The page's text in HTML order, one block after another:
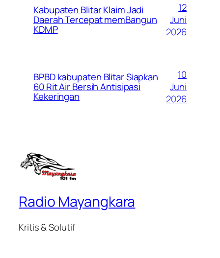
Kabupaten Blitar Klaim Jadi
Daerah Tercepat memBangun
KDMP
12
Juni
2026
BPBD kabupaten Blitar Siapkan
60 Rit Air Bersih Antisipasi
Kekeringan
10
Juni
2026
Radio Mayangkara
Kritis & Solutif